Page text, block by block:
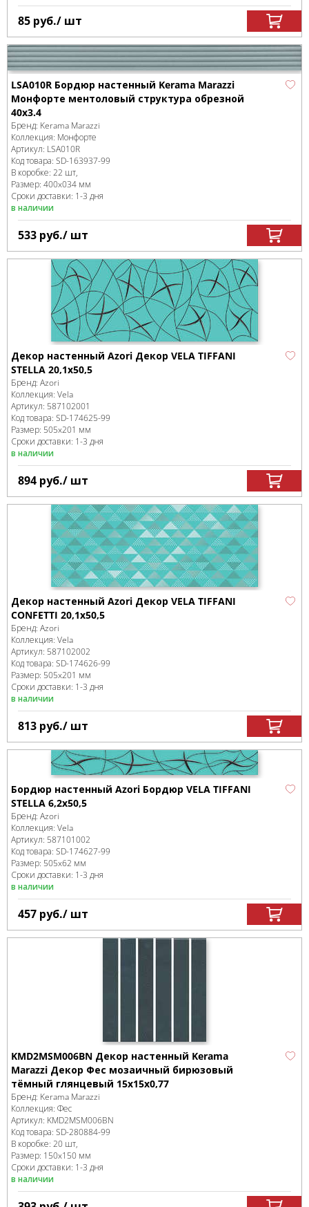
85 руб./ шт
LSA010R Бордюр настенный Kerama Marazzi
Монфорте ментоловый структура обрезной
40x3.4
Бренд: Kerama Marazzi
Коллекция: Монфорте
Артикул: LSA010R
Код товара: SD-163937-99
В коробке: 22 шт,
Размер: 400x034 мм
Сроки доставки: 1-3 дня
в наличии
533 руб./ шт
Декор настенный Azori Декор VELA TIFFANI
STELLA 20,1x50,5
Бренд: Azori
Коллекция: Vela
Артикул: 587102001
Код товара: SD-174625-99
Размер: 505x201 мм
Сроки доставки: 1-3 дня
в наличии
894 руб./ шт
Декор настенный Azori Декор VELA TIFFANI
CONFETTI 20,1x50,5
Бренд: Azori
Коллекция: Vela
Артикул: 587102002
Код товара: SD-174626-99
Размер: 505x201 мм
Сроки доставки: 1-3 дня
в наличии
813 руб./ шт
Бордюр настенный Azori Бордюр VELA TIFFANI
STELLA 6,2x50,5
Бренд: Azori
Коллекция: Vela
Артикул: 587101002
Код товара: SD-174627-99
Размер: 505x62 мм
Сроки доставки: 1-3 дня
в наличии
457 руб./ шт
KMD2MSM006BN Декор настенный Kerama
Marazzi Декор Фес мозаичный бирюзовый
тёмный глянцевый 15x15x0,77
Бренд: Kerama Marazzi
Коллекция: Фес
Артикул: KMD2MSM006BN
Код товара: SD-280884-99
В коробке: 20 шт,
Размер: 150x150 мм
Сроки доставки: 1-3 дня
в наличии